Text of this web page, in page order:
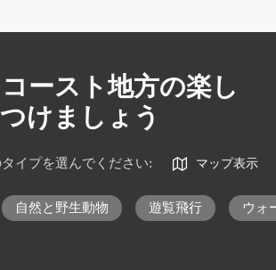
ースト地方の楽し
けましょう
イプを選んでください: マップ表示
自然と野生動物 遊覧飛行 ウォ